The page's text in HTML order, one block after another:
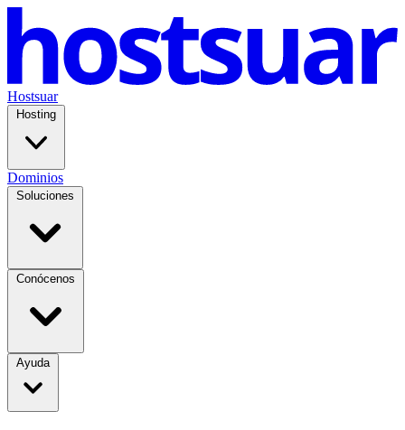
Hostsuar
Hosting
Dominios
Soluciones
Conócenos
Ayuda